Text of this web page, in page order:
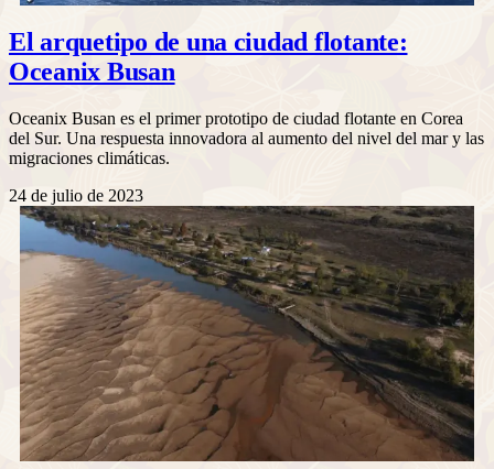
El arquetipo de una ciudad flotante:
Oceanix Busan
Oceanix Busan es el primer prototipo de ciudad flotante en Corea
del Sur. Una respuesta innovadora al aumento del nivel del mar y las
migraciones climáticas.
24 de julio de 2023